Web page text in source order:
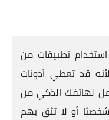
تطبيقات من
قد تعطي أذونات
لهاتفك الذكي من
أو لا تثق بهم